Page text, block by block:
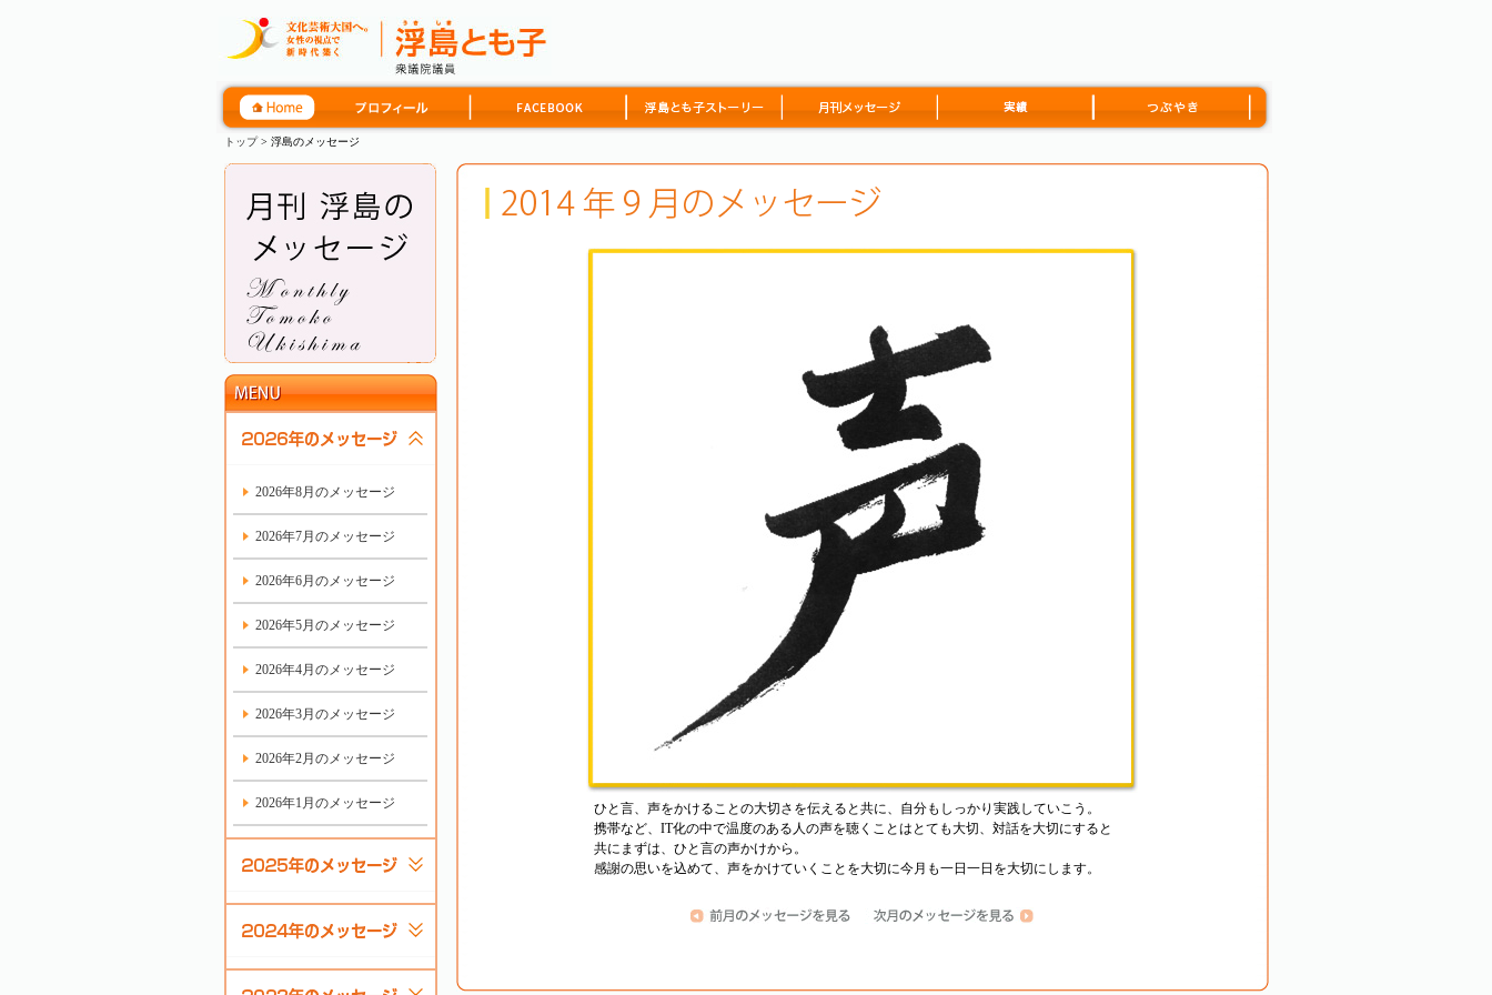
トップ> 浮島のメッセージ
2026年8月のメッセージ
2026年7月のメッセージ
2026年6月のメッセージ
2026年5月のメッセージ
2026年4月のメッセージ
2026年3月のメッセージ
2026年2月のメッセージ
2026年1月のメッセージ
ひと言、声をかけることの大切さを伝えると共に、自分もしっかり実践していこう。
携帯など、IT化の中で温度のある人の声を聴くことはとても大切、対話を大切にすると
共にまずは、ひと言の声かけから。
感謝の思いを込めて、声をかけていくことを大切に今月も一日一日を大切にします。